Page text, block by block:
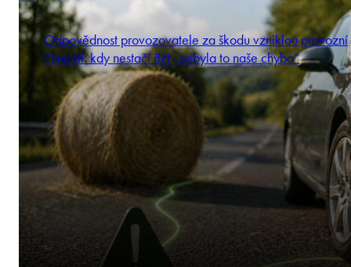
Odpovědnost provozovatele za škodu vzniklou provozní
činností: kdy nestačí říct „nebyla to naše chyba“